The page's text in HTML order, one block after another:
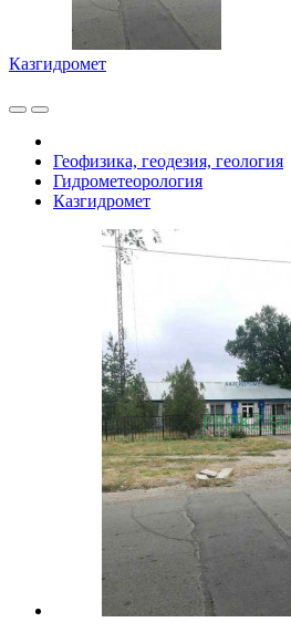
Казгидромет
Геофизика, геодезия, геология
Гидрометеорология
Казгидромет